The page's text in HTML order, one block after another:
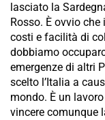
lasciato la
Rosso. È ovvio
costi e facilità di
dobbiamo
emergenze di altri
scelto l’Italia a
mondo. È un
vincere comunque